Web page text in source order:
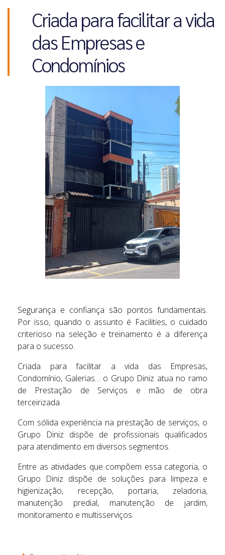
Criada para facilitar a vida
das Empresas e
Condomínios
Segurança e confiança são pontos fundamentais.
Por isso, quando o assunto é Facilities, o cuidado
criterioso na seleção e treinamento é a diferença
para o sucesso.
Criada para facilitar a vida das Empresas,
Condomínio, Galerias… o Grupo Diniz atua no ramo
de Prestação de Serviços e mão de obra
terceirizada.
Com sólida experiência na prestação de serviços, o
Grupo Diniz dispõe de profissionais qualificados
para atendimento em diversos segmentos.
Entre as atividades que compõem essa categoria, o
Grupo Diniz dispõe de soluções para limpeza e
higienização, recepção, portaria, zeladoria,
manutenção predial, manutenção de jardim,
monitoramento e multisserviços.